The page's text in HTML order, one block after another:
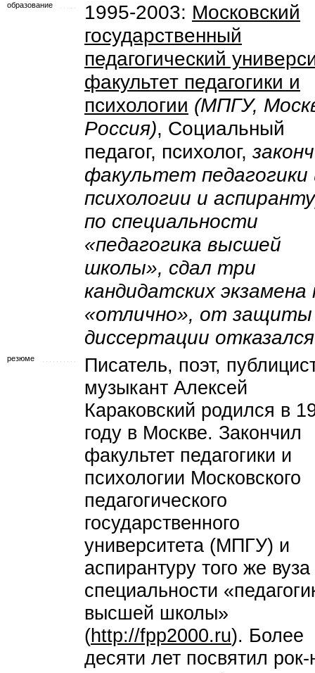
образование 1995-2003: Московский
государственный
педагогический
факультет педагогики и
психологии (МПГУ,
Россия), Социальный
педагог, психолог,
факультет педагогики
психологии и
по специальности
«педагогика высшей
школы», сдал три
кандидатских экзамена
«отлично», от защиты
диссертации
резюме
Писатель, поэт,
музыкант Алексей
Караковский родился в
году в Москве. Закончил
факультет педагогики и
психологии Московского
педагогического
государственного
университета (МПГУ) и
аспирантуру того же
специальности
высшей школы»
(http://fpp2000.ru). Более
десяти лет посвятил рок-